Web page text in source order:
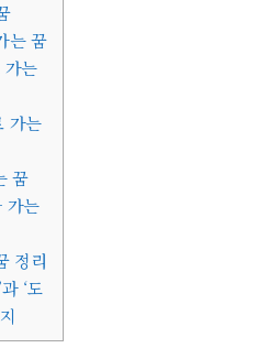
는 꿈
가는
가는
꿈
가는
정리
‘도